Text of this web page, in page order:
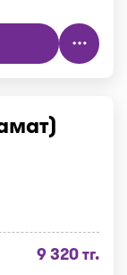
9 320 тг.